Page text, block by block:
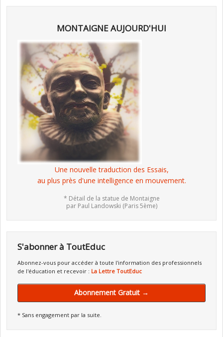
MONTAIGNE AUJOURD'HUI
Une nouvelle traduction des Essais,
au plus près d'une intelligence en mouvement.
* Détail de la statue de Montaigne
par Paul Landowski (Paris 5ème)
S'abonner à ToutEduc
Abonnez-vous pour accéder à toute l'information des professionnels
de l'éducation et recevoir : La Lettre ToutEduc
Abonnement Gratuit →
* Sans engagement par la suite.